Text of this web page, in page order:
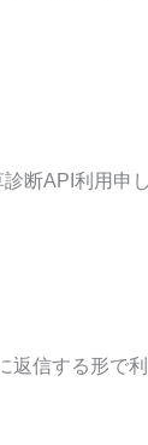
診断API 利用申
返信する形で